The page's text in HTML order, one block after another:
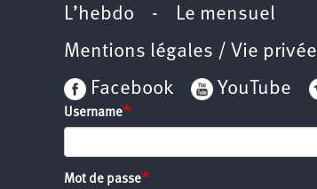
L’hebdo - Le mensuel
Mentions légales / Vie privée
Facebook
YouTube
Username
Mot de passe